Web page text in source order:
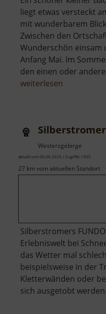
liegt etwas versteckt
mit wunderbarem
Zwischen den
Wunderschön einsam
Anfang Mai. Im
den einen oder
weiterlesen
Westerzgebirge
aktuell vom 06.06.2026 / Zugriffe: 1905
27 km vom aktuellen Standort
Silberstromers
Erlebniswelt bei
das Wetter mal
beispielsweise in der
Kletterwänden oder
sich ausgetobt